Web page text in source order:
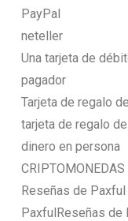
PayPal
neteller
Una tarjeta de
pagador
Tarjeta de regalo
tarjeta de regalo
dinero en persona
CRIPTOMONEDAS
Reseñas de
PaxfulReseñas